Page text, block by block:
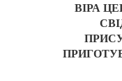
ВІРА